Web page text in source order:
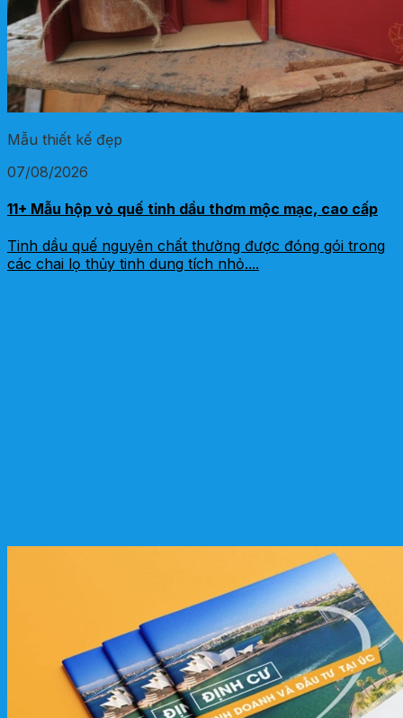
Mẫu thiết kế đẹp
07/08/2026
11+ Mẫu hộp vỏ quế tinh dầu thơm mộc mạc, cao cấp
Tinh dầu quế nguyên chất thường được đóng gói trong
các chai lọ thủy tinh dung tích nhỏ....